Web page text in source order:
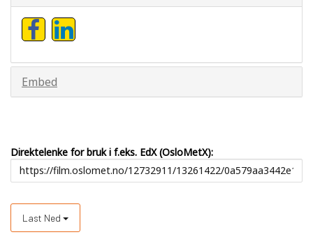
Embed
Direktelenke for bruk i f.eks. EdX (OsloMetX):
Last Ned